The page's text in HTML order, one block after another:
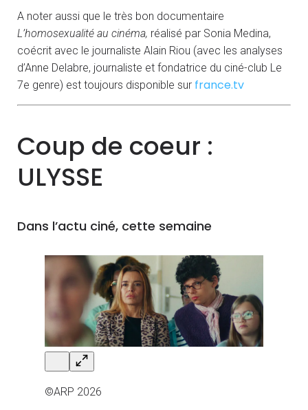
A noter aussi que le très bon documentaire
L’homosexualité au cinéma, réalisé par Sonia Medina,
coécrit avec le journaliste Alain Riou (avec les analyses
d’Anne Delabre, journaliste et fondatrice du ciné-club Le
7e genre) est toujours disponible sur france.tv
Coup de coeur :
ULYSSE
Dans l’actu ciné, cette semaine
©ARP 2026